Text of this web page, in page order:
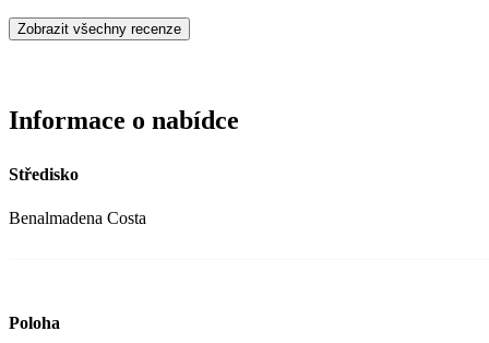
Zobrazit všechny recenze
Informace o nabídce
Středisko
Benalmadena Costa
Poloha